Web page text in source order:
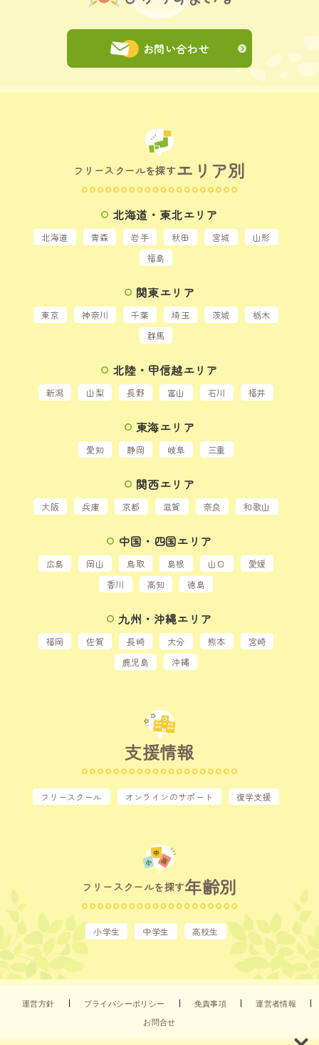
お問い合わせ
フリースクールを探すエリア別
北海道・東北エリア
北海道 青森 岩手 秋田 宮城
山形
福島
関東エリア
東京 神奈川 千葉 埼玉 茨城
栃木
群馬
北陸・甲信越エリア
新潟 山梨 長野 富山 石川 福井
東海エリア
愛知 静岡 岐阜 三重
関西エリア
大阪 兵庫 京都 滋賀 奈良 和歌山
中国・四国エリア
広島 岡山 鳥取 島根 山口
愛媛
香川
高知 徳島
九州・沖縄エリア
福岡 佐賀 長崎 大分 熊本
宮崎
鹿児島
沖縄
支援情報
フリースクール オンラインのサポート 復学支援
フリースクールを探す年齢別
小学生 中学生 高校生
運営方針 プライバシーポリシー 免責事項
運営者情報
お問合せ